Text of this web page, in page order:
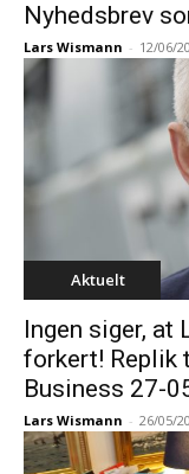
Nyhedsbrev
Lars Wismann - 12/06/
Aktuelt
Ingen siger, at
forkert! Replik
Business 27-
Lars Wismann - 26/05/